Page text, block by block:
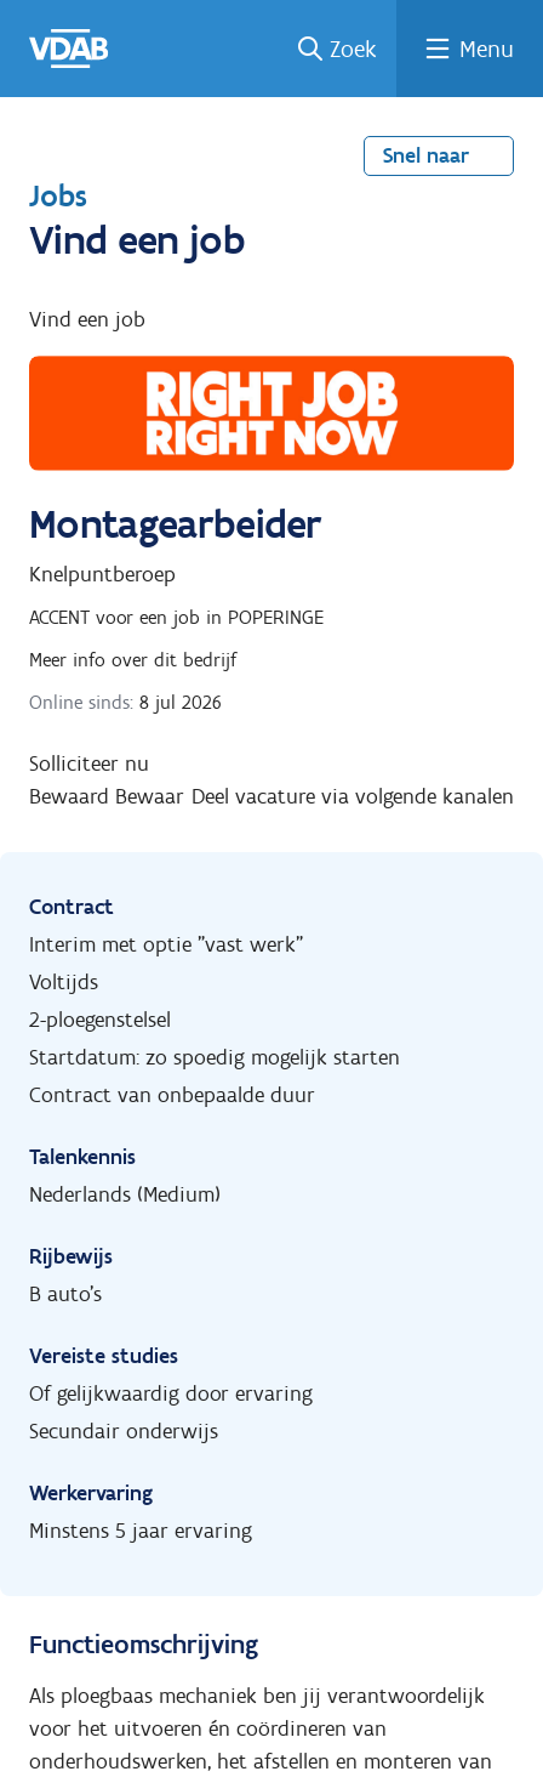
naar
een
een
job
naar
Zoek Menu
Snel naar
T
e
u
g
a
r
Jobs
Vind een job
Vind een job
Montagearbeider
Knelpuntberoep
ACCENT voor een job in POPERINGE
Meer info over dit bedrijf
Online sinds: 8 jul 2026
Solliciteer nu
Bewaard Bewaar Deel vacature via volgende kanalen
Contract
Interim met optie "vast werk"
Voltijds
2-ploegenstelsel
Startdatum: zo spoedig mogelijk starten
Contract van onbepaalde duur
Talenkennis
Nederlands (Medium)
Rijbewijs
B auto's
Vereiste studies
Of gelijkwaardig door ervaring
Secundair onderwijs
Werkervaring
Minstens 5 jaar ervaring
Functieomschrijving
Als ploegbaas mechaniek ben jij verantwoordelijk
voor het uitvoeren én coördineren van
onderhoudswerken, het afstellen en monteren van